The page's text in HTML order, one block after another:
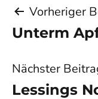
Vorheriger
Unterm
Nächster
Lessings